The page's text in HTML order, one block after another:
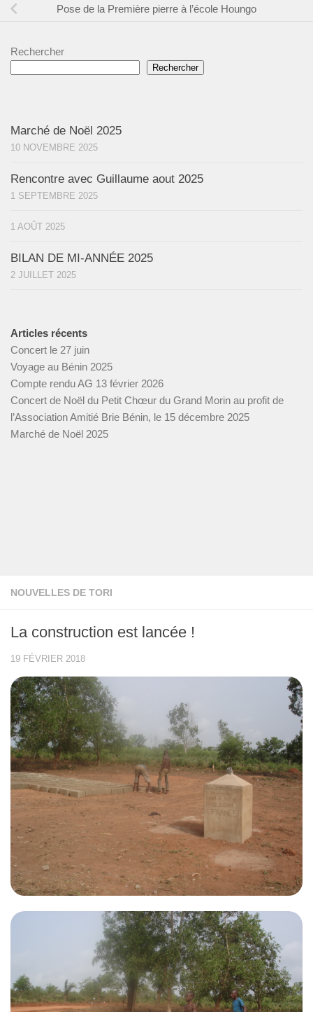
NOUVELLES DE TORI
La construction est lancée !
19 FÉVRIER 2018
Pose de la Première pierre à l’école Houngo
Rechercher
Rechercher
Marché de Noël 2025
10 NOVEMBRE 2025
Rencontre avec Guillaume aout 2025
1 SEPTEMBRE 2025
1 AOÛT 2025
BILAN DE MI-ANNÉE 2025
2 JUILLET 2025
Articles récents
Concert le 27 juin
Voyage au Bénin 2025
Compte rendu AG 13 février 2026
Concert de Noël du Petit Chœur du Grand Morin au profit de
l’Association Amitié Brie Bénin, le 15 décembre 2025
Marché de Noël 2025